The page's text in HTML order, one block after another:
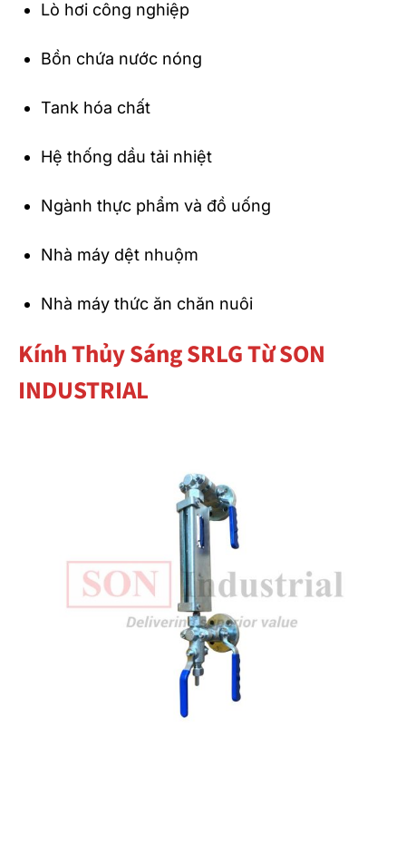
Lò hơi công nghiệp
Bồn chứa nước nóng
Tank hóa chất
Hệ thống dầu tải nhiệt
Ngành thực phẩm và đồ uống
Nhà máy dệt nhuộm
Nhà máy thức ăn chăn nuôi
Kính Thủy Sáng SRLG Từ SON
INDUSTRIAL